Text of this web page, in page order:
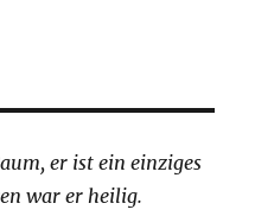
er ist ein einziges
war er heilig.